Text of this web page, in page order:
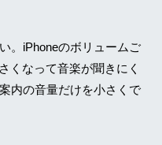
。iPhoneのボリュームご
くなって音楽が聞きにく
内の音量だけを小さくで